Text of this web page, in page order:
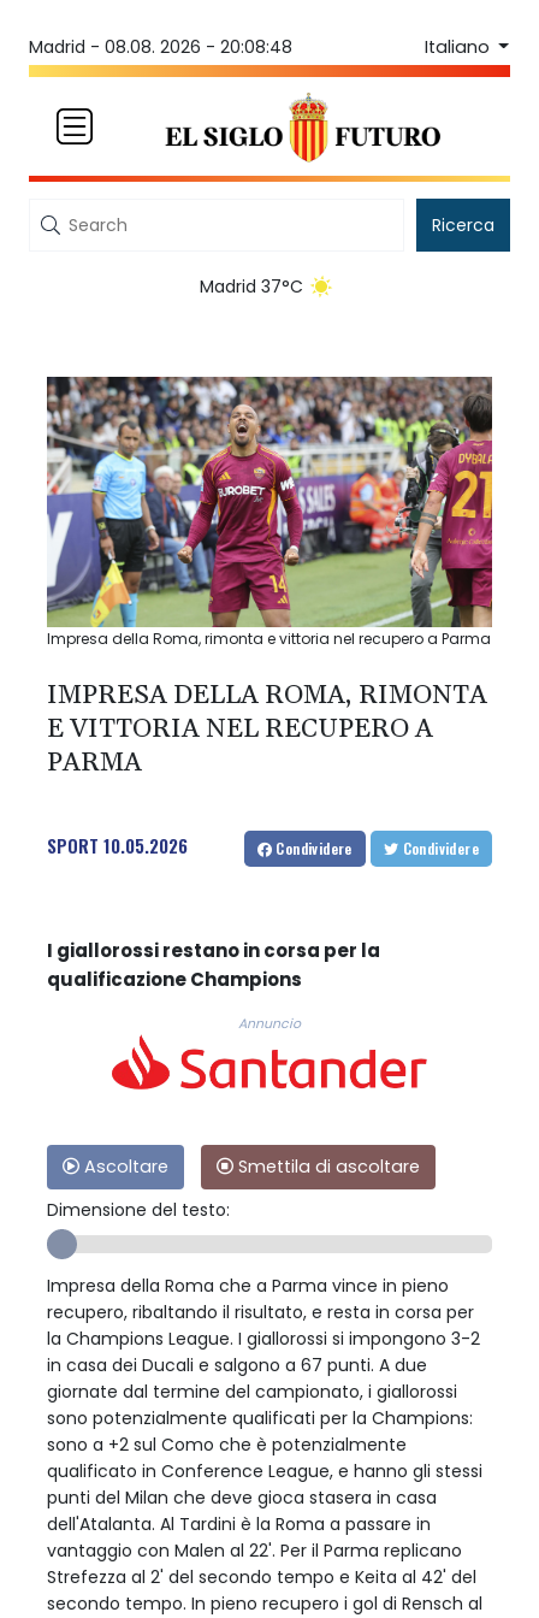
Madrid - 08.08. 2026 - 20:08:48 Italiano
Ricerca
Madrid 37°C
Impresa della Roma, rimonta e vittoria nel recupero a Parma
IMPRESA DELLA ROMA, RIMONTA
E VITTORIA NEL RECUPERO A
PARMA
SPORT 10.05.2026 Condividere Condividere
I giallorossi restano in corsa per la
qualificazione Champions
Annuncio
Ascoltare
Smettila di ascoltare
Dimensione del testo:
Impresa della Roma che a Parma vince in pieno
recupero, ribaltando il risultato, e resta in corsa per
la Champions League. I giallorossi si impongono 3-2
in casa dei Ducali e salgono a 67 punti. A due
giornate dal termine del campionato, i giallorossi
sono potenzialmente qualificati per la Champions:
sono a +2 sul Como che è potenzialmente
qualificato in Conference League, e hanno gli stessi
punti del Milan che deve gioca stasera in casa
dell'Atalanta. Al Tardini è la Roma a passare in
vantaggio con Malen al 22'. Per il Parma replicano
Strefezza al 2' del secondo tempo e Keita al 42' del
secondo tempo. In pieno recupero i gol di Rensch al